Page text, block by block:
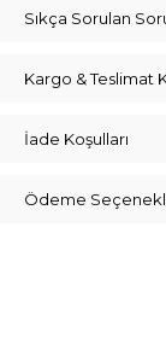
Sıkça Sorulan
Kargo & Teslimat
İade Koşulları
Ödeme